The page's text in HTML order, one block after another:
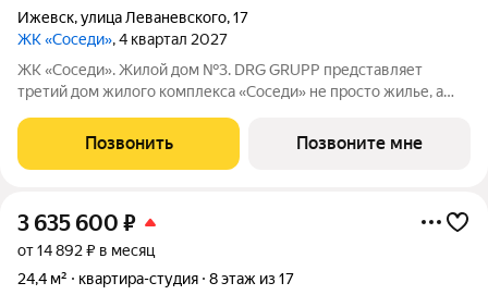
Ижевск,улица Леваневского,17
ЖК «Соседи», 4 квартал 2027
ЖК «Соседи». Жилой дом №3. DRG GRUPP представляет
третий дом жилого комплекса «Соседи» не просто жилье, а
жилой комплекс будет расположен на улице Леваневского, в
Позвонить Позвоните мне
3 635 600 ₽
от 14 892 ₽ в месяц
24,4 м²
квартира-студия 8 этаж из 17